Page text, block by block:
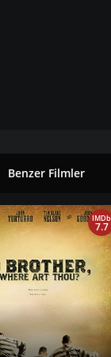
Benzer Filmler
IMDb
7.7